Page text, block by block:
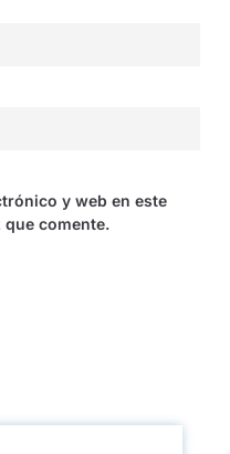
y web en este
que comente.